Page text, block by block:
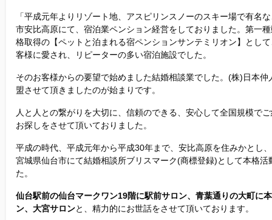
「平成元年よりリゾート地、アスピリンスノーのスキー場で有名
市安比高原にて、宿泊業ペンション経営をしておりました。第一
格取得の【ペットと泊まれる宿ペンションサンテミリオン】とし
客様に愛され、リピーターの多い宿泊施設でした。
そのお客様からの要望で始めました結婚相談業でした。(株)日本仲
盟させて頂きましたのが始まりです。
人と人との繋がりを大切に、信頼のできる、安心して全国規模で
お探しをさせて頂いておりました。
平成の時代、平成元年から平成30年まで、安比高原を住みかとし
宮城県仙台市にて結婚相談所ブリスマーク(商標登録)として本格活
た。
仙台駅前の仙台マークワン19階に駅前サロン、青葉通りの大町に
ン、大宮サロンと、精力的にお世話をさせて頂いております。